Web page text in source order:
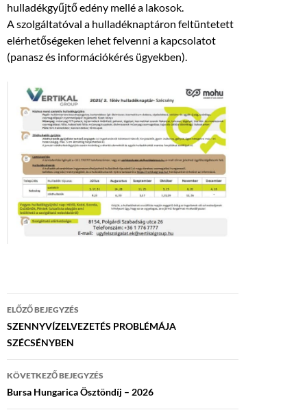
hulladékgyűjtő edény mellé a lakosok.
A szolgáltatóval a hulladéknaptáron feltüntetett
elérhetőségeken lehet felvenni a kapcsolatot
(panasz és információkérés ügyekben).
Bejegyzés
navigáció
ELŐZŐ BEJEGYZÉS
SZENNYVÍZELVEZETÉS PROBLÉMÁJA
SZÉCSÉNYBEN
KÖVETKEZŐ BEJEGYZÉS
Bursa Hungarica Ösztöndíj – 2026